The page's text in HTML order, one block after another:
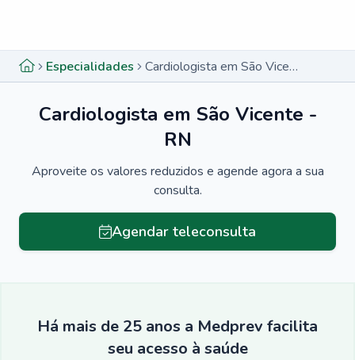
Especialidades Cardiologista em São Vicente - RN
Cardiologista em São Vicente -
RN
Aproveite os valores reduzidos e agende agora a sua
consulta.
Agendar teleconsulta
Há mais de 25 anos a Medprev facilita
seu acesso à saúde